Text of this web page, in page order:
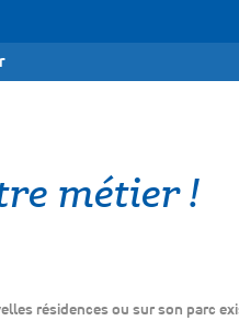
métier !
résidences ou sur son parc